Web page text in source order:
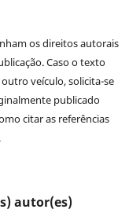
os direitos autorais
Caso o texto
veículo, solicita-se
publicado
citar as referências
autor(es)